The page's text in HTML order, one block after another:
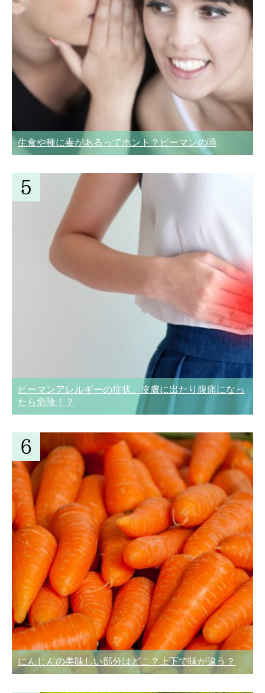
生食や種に毒があるってホント？ピーマンの噂
ピーマンアレルギーの症状、皮膚に出たり腹痛になっ
たら危険！？
にんじんの美味しい部分はどこ？上下で味が違う？